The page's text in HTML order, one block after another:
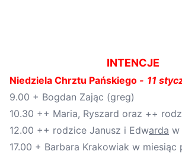
INTENCJE
Niedziela Chrztu Pańskiego - 11
9.00 + Bogdan Zając (greg)
10.30 ++ Maria, Ryszard oraz ++
12.00 ++ rodzice Janusz i Edwarda w
17.00 + Barbara Krakowiak w miesiąc